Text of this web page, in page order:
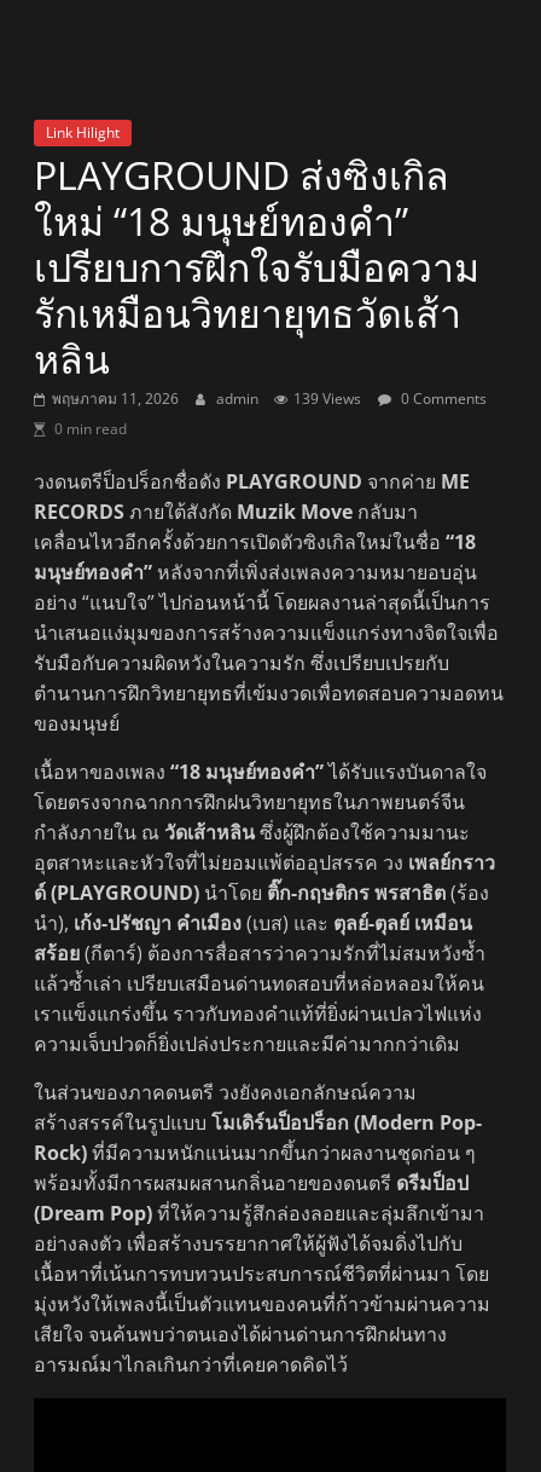
FM
ลพบุรี
Link Hilight
PLAYGROUND ส่งซิงเกิล
ใหม่ “18 มนุษย์ทองคำ”
เปรียบการฝึกใจรับมือความ
รักเหมือนวิทยายุทธวัดเส้า
หลิน
พฤษภาคม 11, 2026 admin 139 Views
0 Comments
0 min read
วงดนตรีป็อปร็อกชื่อดัง PLAYGROUND จากค่าย ME
RECORDSภายใต้สังกัด Muzik Move กลับมา
เคลื่อนไหวอีกครั้งด้วยการเปิดตัวซิงเกิลใหม่ในชื่อ“18
มนุษย์ทองคำ” หลังจากที่เพิ่งส่งเพลงความหมายอบอุ่น
อย่าง “แนบใจ” ไปก่อนหน้านี้ โดยผลงานล่าสุดนี้เป็นการ
นำเสนอแง่มุมของการสร้างความแข็งแกร่งทางจิตใจเพื่อ
รับมือกับความผิดหวังในความรัก ซึ่งเปรียบเปรยกับ
ตำนานการฝึกวิทยายุทธที่เข้มงวดเพื่อทดสอบความอดทน
ของมนุษย์
เนื้อหาของเพลง“18 มนุษย์ทองคำ”ได้รับแรงบันดาลใจ
โดยตรงจากฉากการฝึกฝนวิทยายุทธในภาพยนตร์จีน
กำลังภายใน ณ วัดเส้าหลินซึ่งผู้ฝึกต้องใช้ความมานะ
อุตสาหะและหัวใจที่ไม่ยอมแพ้ต่ออุปสรรค วง เพลย์กราว
ด์ (PLAYGROUND) นำโดย ติ๊ก-กฤษติกร พรสาธิต(ร้อง
นำ), เก้ง-ปรัชญา คำเมือง(เบส) และ ตุลย์-ตุลย์ เหมือน
สร้อย(กีตาร์) ต้องการสื่อสารว่าความรักที่ไม่สมหวังซ้ำ
แล้วซ้ำเล่า เปรียบเสมือนด่านทดสอบที่หล่อหลอมให้คน
เราแข็งแกร่งขึ้น ราวกับทองคำแท้ที่ยิ่งผ่านเปลวไฟแห่ง
ความเจ็บปวดก็ยิ่งเปล่งประกายและมีค่ามากกว่าเดิม
ในส่วนของภาคดนตรี วงยังคงเอกลักษณ์ความ
สร้างสรรค์ในรูปแบบโมเดิร์นป็อปร็อก (Modern Pop-
Rock)ที่มีความหนักแน่นมากขึ้นกว่าผลงานชุดก่อน ๆ
พร้อมทั้งมีการผสมผสานกลิ่นอายของดนตรี ดรีมป็อป
(Dream Pop)ที่ให้ความรู้สึกล่องลอยและลุ่มลึกเข้ามา
อย่างลงตัว เพื่อสร้างบรรยากาศให้ผู้ฟังได้จมดิ่งไปกับ
เนื้อหาที่เน้นการทบทวนประสบการณ์ชีวิตที่ผ่านมา โดย
มุ่งหวังให้เพลงนี้เป็นตัวแทนของคนที่ก้าวข้ามผ่านความ
เสียใจ จนค้นพบว่าตนเองได้ผ่านด่านการฝึกฝนทาง
อารมณ์มาไกลเกินกว่าที่เคยคาดคิดไว้